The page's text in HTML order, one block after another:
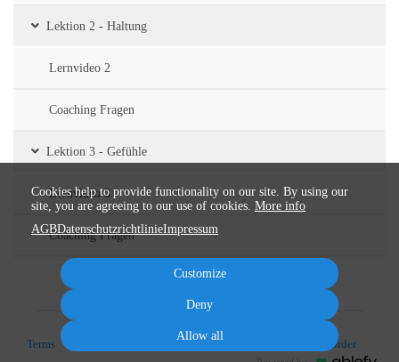
Lektion 2 - Haltung
Lernvideo 2
Coaching Fragen
Lektion 3 - Gefühle
Lernvideo 3
Coaching Fragen
Terms Cancel subscription Cancel order
Cookies help to provide functionality on our site. By using our
site, you are agreeing to our use of cookies. More info
AGBDatenschutzrichtlinieImpressum
Customize
Deny
Allow all